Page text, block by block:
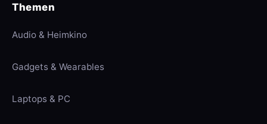
Themen
Audio & Heimkino
Gadgets & Wearables
Laptops & PC